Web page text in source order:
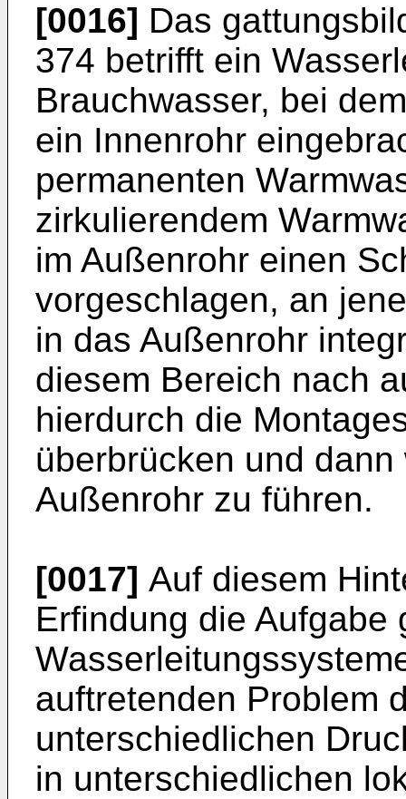
[0016] Das
374 betrifft ein
Brauchwasser, bei
ein Innenrohr
permanenten
zirkulierendem
im Außenrohr einen
vorgeschlagen, an
in das Außenrohr
diesem Bereich nach
hierdurch die
überbrücken und
Außenrohr zu führen.
[0017] Auf diesem
Erfindung die Aufgabe
auftretenden Problem
unterschiedlichen
in unterschiedlichen